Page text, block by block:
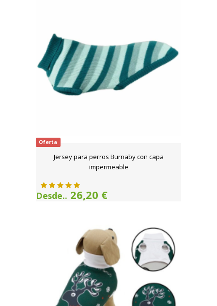
Oferta
Jersey para perros Burnaby con capa
impermeable
Desde.. 26,20 €